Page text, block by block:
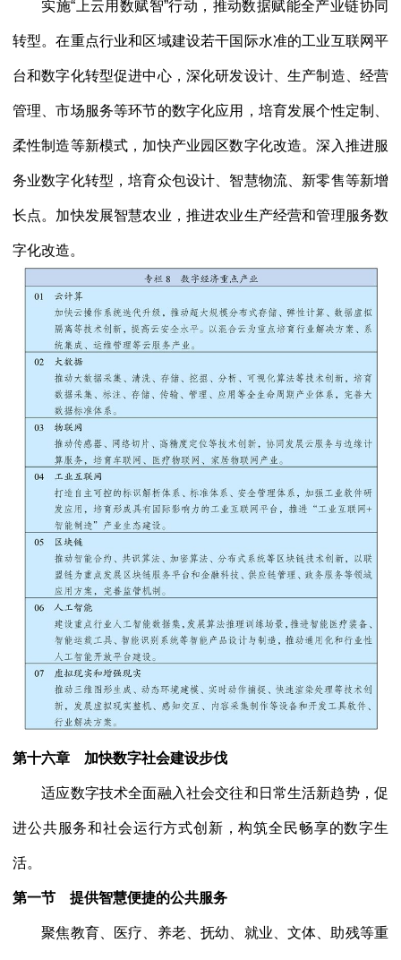
实施“上云用数赋智”行动，推动数据赋能全产业链协同
转型。在重点行业和区域建设若干国际水准的工业互联网平
台和数字化转型促进中心，深化研发设计、生产制造、经营
管理、市场服务等环节的数字化应用，培育发展个性定制、
柔性制造等新模式，加快产业园区数字化改造。深入推进服
务业数字化转型，培育众包设计、智慧物流、新零售等新增
长点。加快发展智慧农业，推进农业生产经营和管理服务数
字化改造。
第十六章 加快数字社会建设步伐
适应数字技术全面融入社会交往和日常生活新趋势，促
进公共服务和社会运行方式创新，构筑全民畅享的数字生
活。
第一节 提供智慧便捷的公共服务
聚焦教育、医疗、养老、抚幼、就业、文体、助残等重